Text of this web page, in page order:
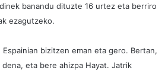
banandu dituzte 16 urtez eta berriro
ezagutzeko.
bizitzen eman eta gero. Bertan,
eta bere ahizpa Hayat. Jatrik